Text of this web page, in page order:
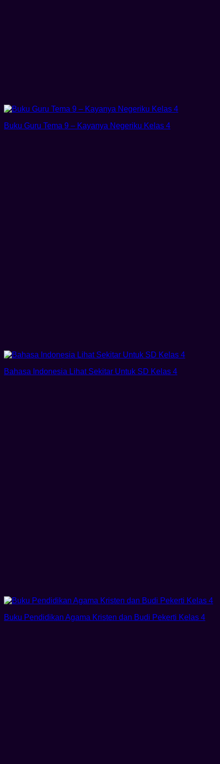
Buku Guru Tema 9 – Kayanya Negeriku Kelas 4
Bahasa Indonesia Lihat Sekitar Untuk SD Kelas 4
Buku Pendidikan Agama Kristen dan Budi Pekerti Kelas 4